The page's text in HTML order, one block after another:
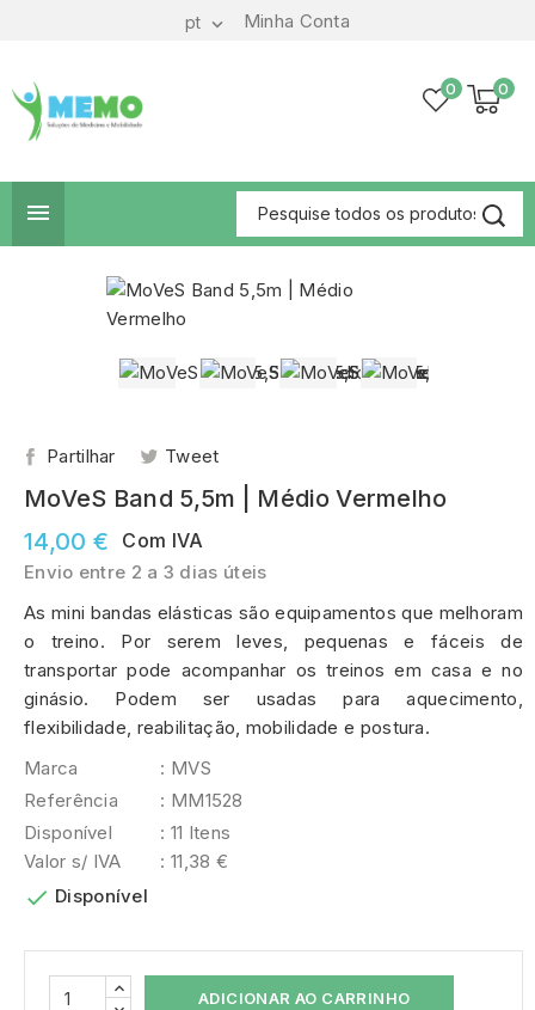
Minha Conta
pt 
0
0

Partilhar Tweet
MoVeS Band 5,5m | Médio Vermelho
14,00 €
Com IVA
Envio entre 2 a 3 dias úteis
As mini bandas elásticas são equipamentos que melhoram
o treino. Por serem leves, pequenas e fáceis de
transportar pode acompanhar os treinos em casa e no
ginásio. Podem ser usadas para aquecimento,
flexibilidade, reabilitação, mobilidade e postura.
Marca
: MVS
Referência
: MM1528
Disponível
: 11 Itens
Valor s/ IVA
: 11,38 €
 Disponível
ADICIONAR AO CARRINHO